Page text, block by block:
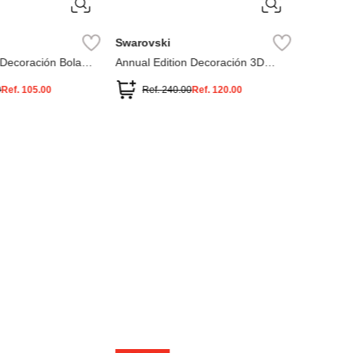
Bola
Ref.105.00
Swarovski
Annual Edition Decoración 3D
Ref.240.00Ref.120.00